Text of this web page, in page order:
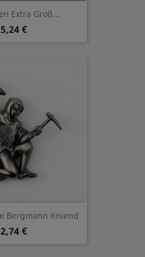
Extra Groß...
5,24 €
Bergmann Kniend
2,74 €